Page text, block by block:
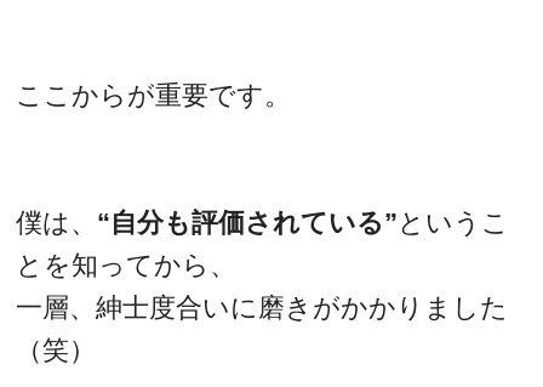
ここからが重要です。
僕は、 “自分も評価されている”というこ
とを知ってから、
一層、紳士度合いに磨きがかかりました
（笑）